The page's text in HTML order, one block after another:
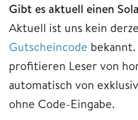
Gibt es aktuell einen
Aktuell ist uns kein
Gutscheincode
profitieren Leser von
automatisch von
ohne Code-Eingabe.